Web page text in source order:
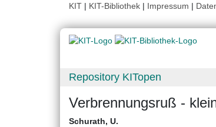
KIT | KIT-Bibliothek | Impressum |
Repository KITopen
Verbrennungsruß -
Schurath, U.